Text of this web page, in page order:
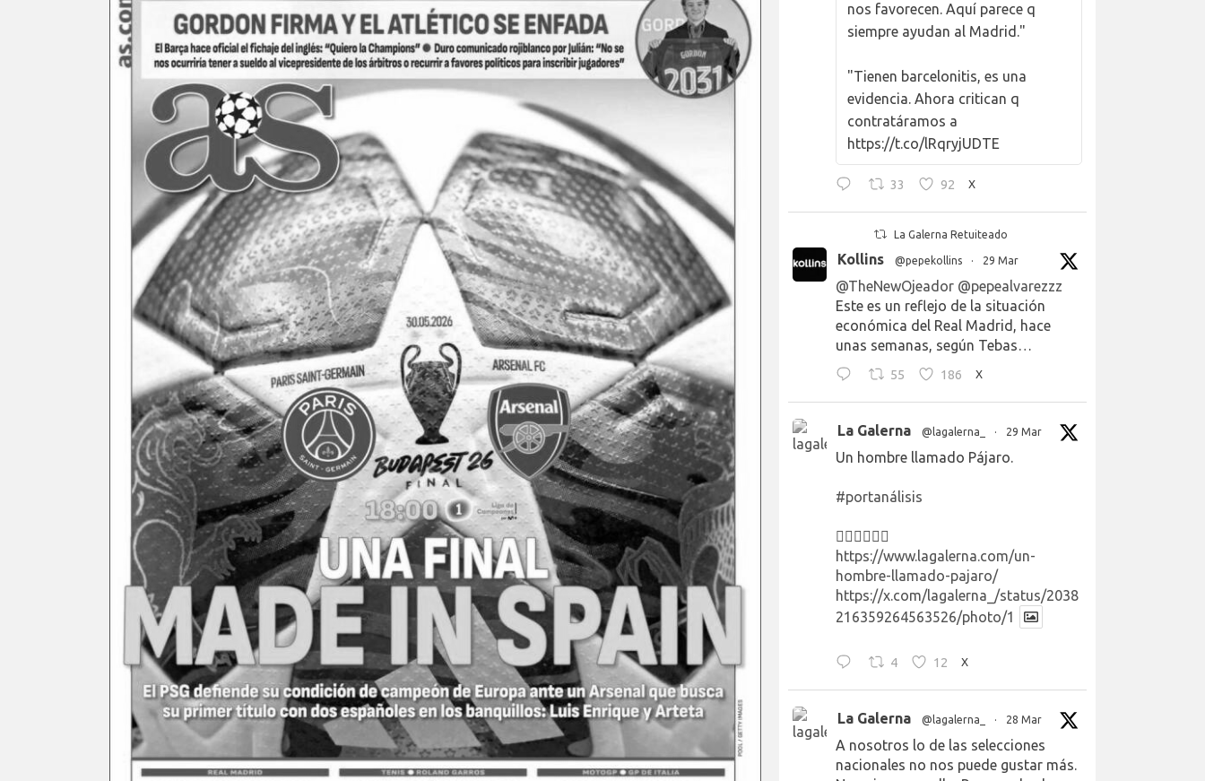
nos favorecen. Aquí parece q
siempre ayudan al Madrid."
"Tienen barcelonitis, es una
evidencia. Ahora critican q
contratáramos a
https://t.co/lRqryjUDTE
33 92 X
La Galerna Retuiteado
Kollins @pepekollins · 29 Mar
@TheNewOjeador @pepealvarezzz
Este es un reflejo de la situación
económica del Real Madrid, hace
unas semanas, según Tebas…
55 186 X
La Galerna @lagalerna_ · 29 Mar
Un hombre llamado Pájaro.
#portanálisis
👉🏻👉🏻👉🏻
https://www.lagalerna.com/un-
hombre-llamado-pajaro/
https://x.com/lagalerna_/status/2038
216359264563526/photo/1
4 12 X
La Galerna @lagalerna_ · 28 Mar
A nosotros lo de las selecciones
nacionales no nos puede gustar más.